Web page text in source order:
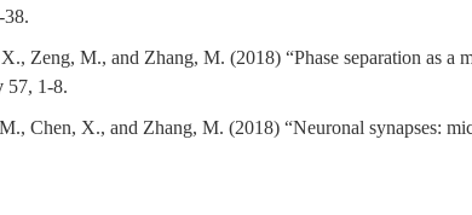
38.
Zeng, M., and Zhang, M. (2018) “Phase separation as a
57, 1-8.
Chen, X., and Zhang, M. (2018) “Neuronal synapses: